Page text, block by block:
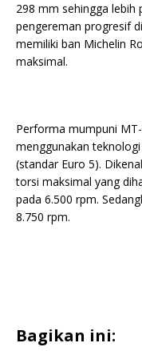
298 mm sehingga
pengereman progresif
memiliki ban Michelin
maksimal.
Performa mumpuni
menggunakan
(standar Euro 5).
torsi maksimal yang
pada 6.500 rpm.
8.750 rpm.
Bagikan ini: